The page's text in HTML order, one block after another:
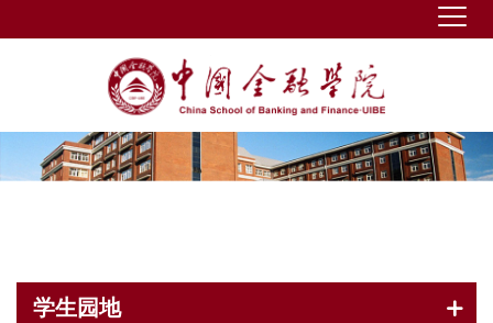
学生园地